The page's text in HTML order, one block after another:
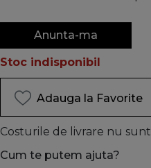
Anunta-ma
Stoc indisponibil
Adauga la Favorite
Costurile de livrare nu
Cum te putem ajuta?